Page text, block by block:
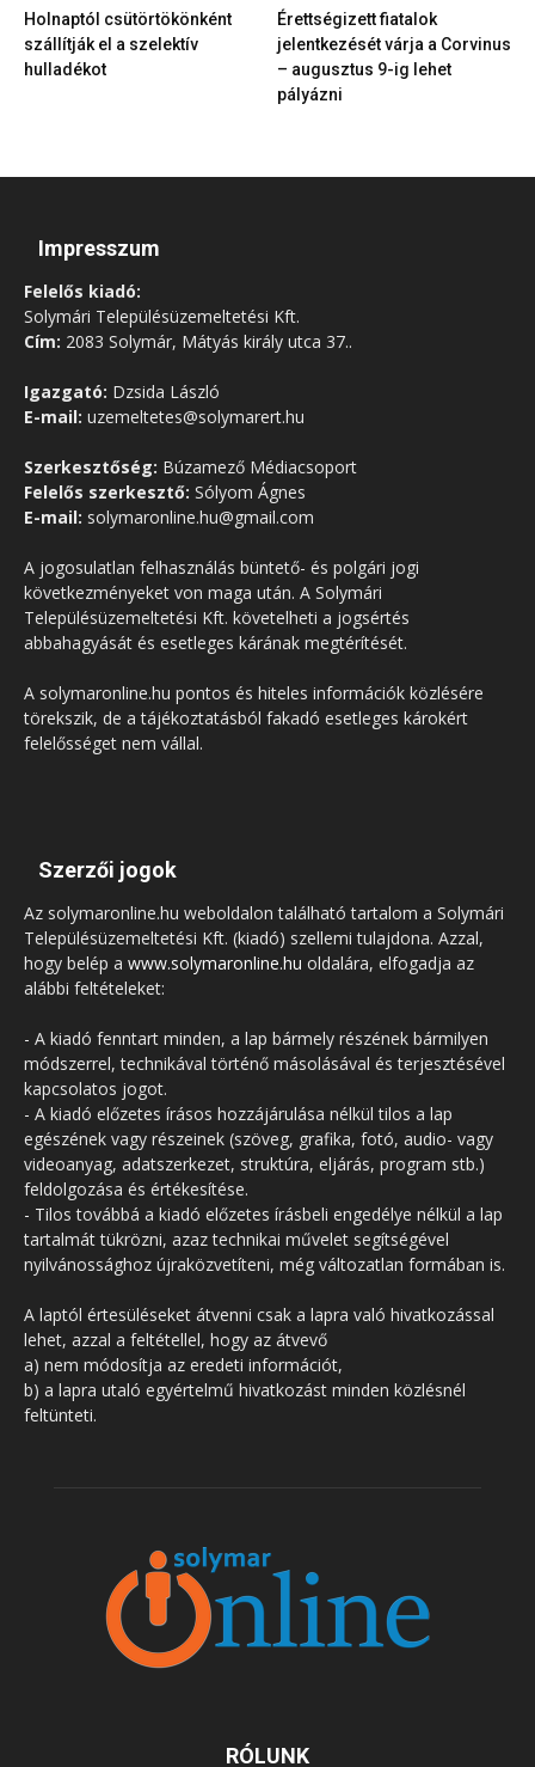
Holnaptól csütörtökönként
szállítják el a szelektív
hulladékot
Érettségizett fiatalok
jelentkezését várja a Corvinus
– augusztus 9-ig lehet
pályázni
Impresszum
Felelős kiadó:
Solymári Településüzemeltetési Kft.
Cím: 2083 Solymár, Mátyás király utca 37..
Igazgató: Dzsida László
E-mail: uzemeltetes@solymarert.hu
Szerkesztőség: Búzamező Médiacsoport
Felelős szerkesztő: Sólyom Ágnes
E-mail: solymaronline.hu@gmail.com
A jogosulatlan felhasználás büntető- és polgári jogi
következményeket von maga után. A Solymári
Településüzemeltetési Kft. követelheti a jogsértés
abbahagyását és esetleges kárának megtérítését.
A solymaronline.hu pontos és hiteles információk közlésére
törekszik, de a tájékoztatásból fakadó esetleges károkért
felelősséget nem vállal.
Szerzői jogok
Az solymaronline.hu weboldalon található tartalom a Solymári
Településüzemeltetési Kft. (kiadó) szellemi tulajdona. Azzal,
hogy belép a www.solymaronline.hu oldalára, elfogadja az
alábbi feltételeket:
- A kiadó fenntart minden, a lap bármely részének bármilyen
módszerrel, technikával történő másolásával és terjesztésével
kapcsolatos jogot.
- A kiadó előzetes írásos hozzájárulása nélkül tilos a lap
egészének vagy részeinek (szöveg, grafika, fotó, audio- vagy
videoanyag, adatszerkezet, struktúra, eljárás, program stb.)
feldolgozása és értékesítése.
- Tilos továbbá a kiadó előzetes írásbeli engedélye nélkül a lap
tartalmát tükrözni, azaz technikai művelet segítségével
nyilvánossághoz újraközvetíteni, még változatlan formában is.
A laptól értesüléseket átvenni csak a lapra való hivatkozással
lehet, azzal a feltétellel, hogy az átvevő
a) nem módosítja az eredeti információt,
b) a lapra utaló egyértelmű hivatkozást minden közlésnél
feltünteti.
RÓLUNK